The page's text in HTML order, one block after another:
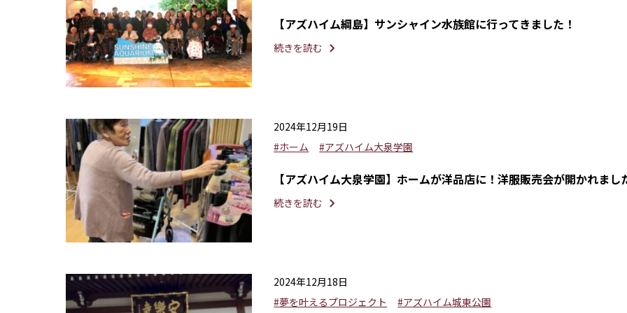
【アズハイム綱島】サンシャイン水族館に行ってきました！
続きを読む
2024年12月19日
#ホーム
#アズハイム大泉学園
【アズハイム大泉学園】ホームが洋品店に！洋服販売会が開かれまし
続きを読む
2024年12月18日
#夢を叶えるプロジェクト
#アズハイム城東公園